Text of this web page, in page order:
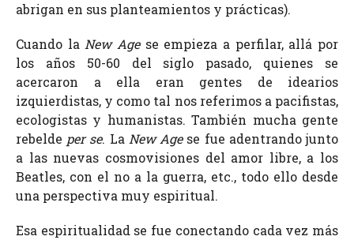
abrigan en sus planteamientos y prácticas).
Cuando la New Agese empieza a perfilar, allá por
los años 50-60 del siglo pasado, quienes se
acercaron a ella eran gentes de idearios
izquierdistas, y como tal nos referimos a pacifistas,
ecologistas y humanistas. También mucha gente
rebelde per se. La New Agese fue adentrando junto
a las nuevas cosmovisiones del amor libre, a los
Beatles, con el no a la guerra, etc., todo ello desde
una perspectiva muy espiritual.
Esa espiritualidad se fue conectando cada vez más